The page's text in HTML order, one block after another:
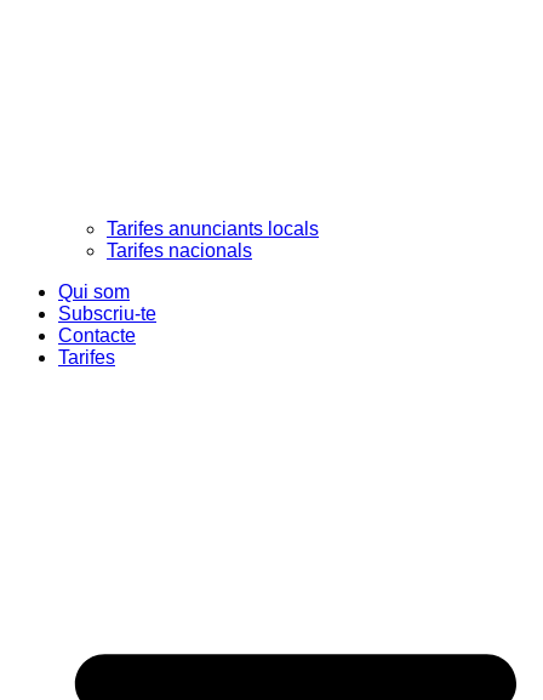
Tarifes anunciants locals
Tarifes nacionals
Qui som
Subscriu-te
Contacte
Tarifes